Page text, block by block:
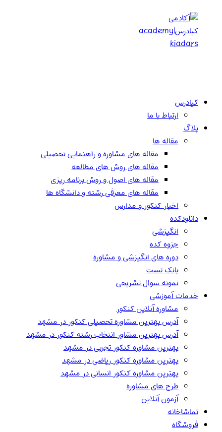
کیادرس
ارتباط با ما
بلاگ
مقاله ها
مقاله های مشاوره و راهنمایی تحصیلی
مقاله های روش های مطالعه
مقاله های اصول و روش برنامه ریزی
مقاله های معرفی رشته و دانشگاه ها
اخبار کنکور و مدارس
دانلودکده
انگیزشی
جزوه کده
دوره های انگیزشی و مشاوره
بانک تست
نمونه سوال تشریحی
خدمات آموزشی
مشاوره آنلاین کنکور
آدرس بهترین مشاوره تحصیلی کنکور در مشهد
آدرس بهترین مشاور انتخاب رشته کنکور در مشهد
بهترین مشاوره کنکور تجربی در مشهد
بهترین مشاوره کنکور ریاضی در مشهد
بهترین مشاوره کنکور انسانی در مشهد
طرح های مشاوره
آزمون آنلاین
تماشاخانه
فروشگاه